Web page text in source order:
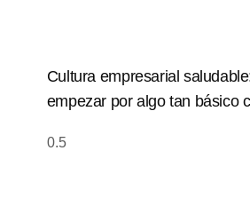
Cultura empresarial
empezar por algo tan básico